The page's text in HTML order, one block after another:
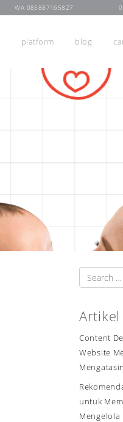
WA 085887165827
platform blog
Content
Website
untuk
Mengelola